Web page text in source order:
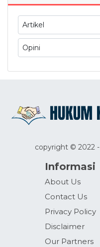
Artikel
Opini
copyright © 2022
Informasi
About Us
Contact Us
Privacy Policy
Disclaimer
Our Partners